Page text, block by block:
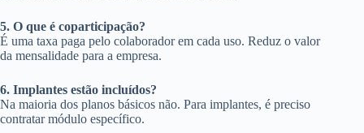
5. O que é coparticipação?
É uma taxa paga pelo colaborador em cada uso. Reduz o valor
da mensalidade para a empresa.
6. Implantes estão incluídos?
Na maioria dos planos básicos não. Para implantes, é preciso
contratar módulo específico.